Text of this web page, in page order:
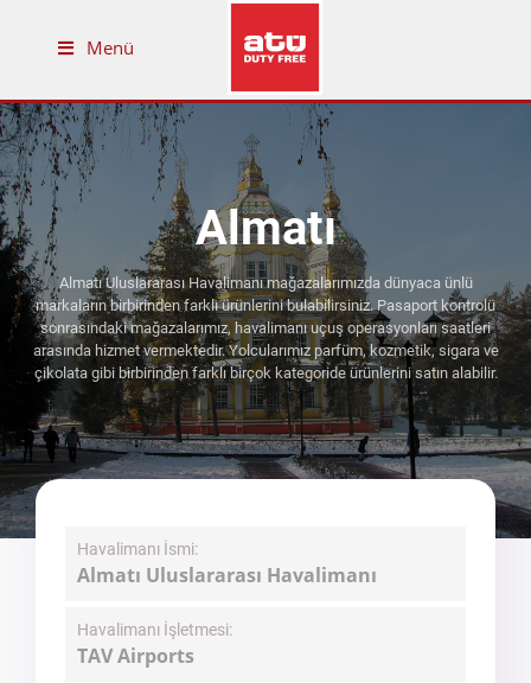
Menü
Almatı
Almatı Uluslararası Havalimanı mağazalarımızda dünyaca ünlü
markaların birbirinden farklı ürünlerini bulabilirsiniz. Pasaport kontrolü
sonrasındaki mağazalarımız, havalimanı uçuş operasyonları saatleri
arasında hizmet vermektedir. Yolcularımız parfüm, kozmetik, sigara ve
çikolata gibi birbirinden farklı birçok kategoride ürünlerini satın alabilir.
Havalimanı İsmi:
Almatı Uluslararası Havalimanı
Havalimanı İşletmesi:
TAV Airports